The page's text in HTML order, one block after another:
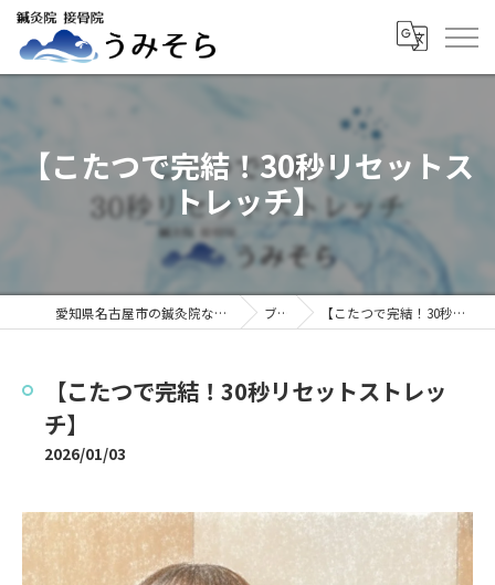
【こたつで完結！30秒リセットス
トレッチ】
愛知県名古屋市の鍼灸院なら鍼灸院接骨院うみそら ブログ 【こたつで完結！30秒リセットストレッチ】
【こたつで完結！30秒リセットストレッ
チ】
2026/01/03